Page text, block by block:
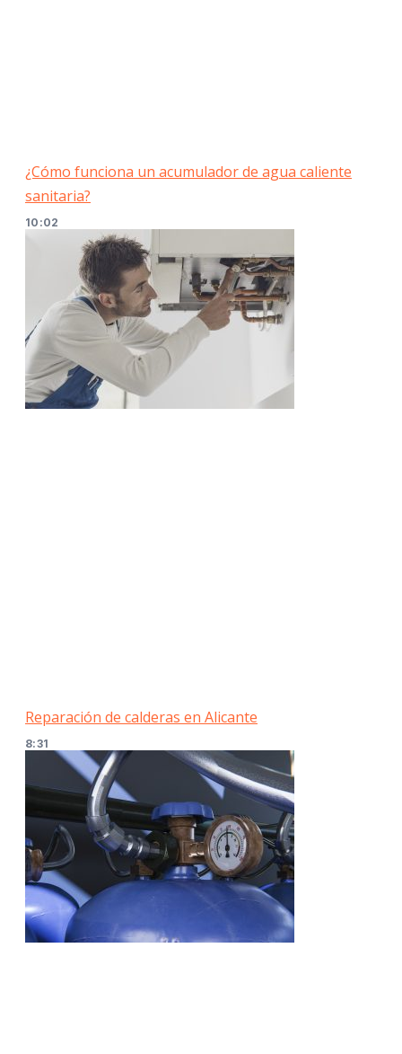
¿Cómo funciona un acumulador de agua caliente
sanitaria?
10:02
Reparación de calderas en Alicante
8:31